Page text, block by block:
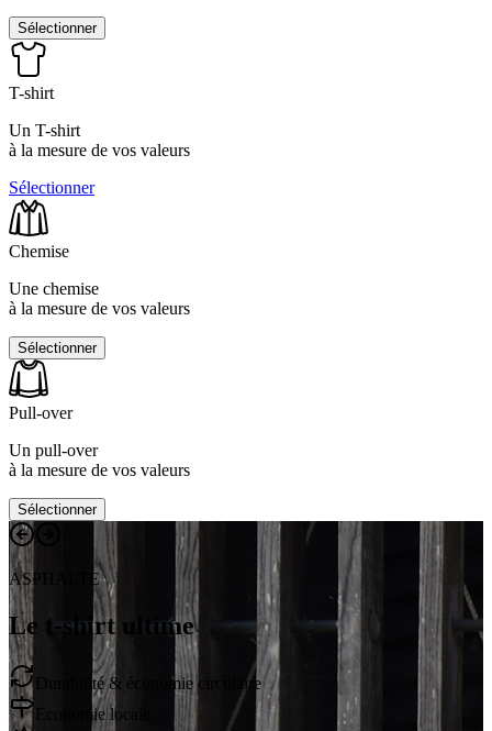
Sélectionner
T-shirt
Un T-shirt
à la mesure de vos valeurs
Sélectionner
Chemise
Une chemise
à la mesure de vos valeurs
Sélectionner
Pull-over
Un pull-over
à la mesure de vos valeurs
Sélectionner
ASPHALTE
Le t-shirt ultime
Durabilité & économie circulaire
Economie locale